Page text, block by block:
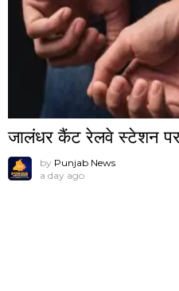
जालंधर कैंट रेलवे स्टेशन
by Punjab News
a day ago